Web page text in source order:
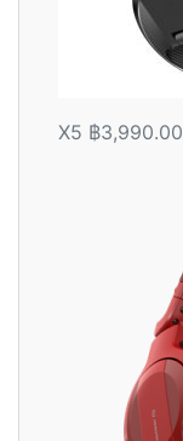
X5 ฿3,990.00